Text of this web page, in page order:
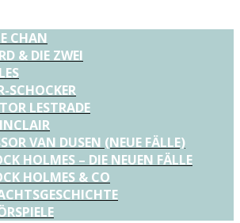
CHAN
& DIE ZWEI
SCHOCKER
LESTRADE
VAN DUSEN (NEUE FÄLLE)
HOLMES – DIE NEUEN FÄLLE
HOLMES & CO